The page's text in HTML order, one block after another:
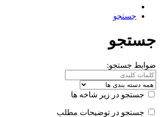
جستجو
جستجو
ضوابط جستجو:
جستجو در زیر شاخه ها
جستجو در توضیحات مطلب